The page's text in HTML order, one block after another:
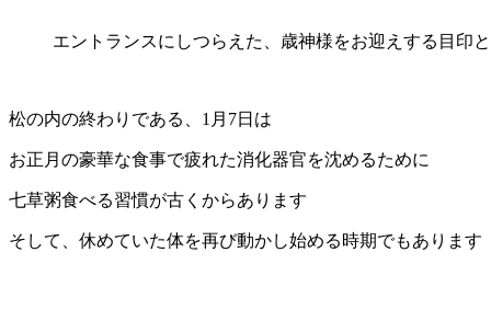
エントランスにしつらえた、歳神様をお迎えする目印
松の内の終わりである、1月7日は
お正月の豪華な食事で疲れた消化器官を沈めるために
七草粥食べる習慣が古くからあります
そして、休めていた体を再び動かし始める時期でもあります